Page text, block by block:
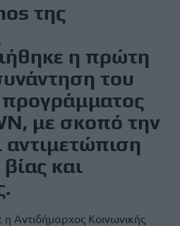
της
η πρώτη
του
με σκοπό την
και
Αντιδήμαρχος Κοινωνικής